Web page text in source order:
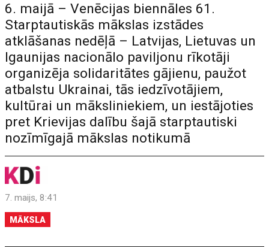
6. maijā – Venēcijas biennāles 61.
Starptautiskās mākslas izstādes
atklāšanas nedēļā – Latvijas, Lietuvas un
Igaunijas nacionālo paviljonu rīkotāji
organizēja solidaritātes gājienu, paužot
atbalstu Ukrainai, tās iedzīvotājiem,
kultūrai un māksliniekiem, un iestājoties
pret Krievijas dalību šajā starptautiski
nozīmīgajā mākslas notikumā
7. maijs, 8:41
MĀKSLA